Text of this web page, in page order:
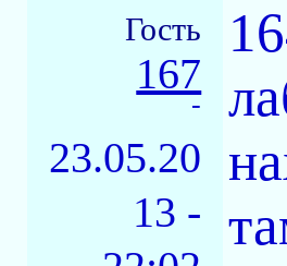
Гость
167
-
23.05.20
13 -